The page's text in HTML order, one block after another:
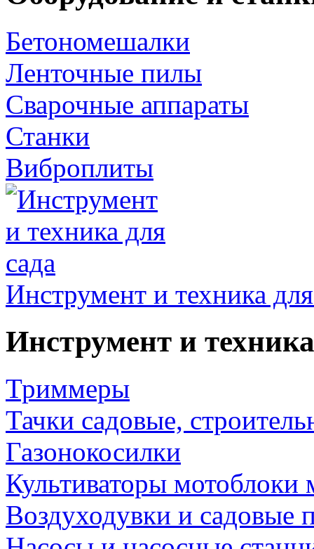
Бетономешалки
Ленточные пилы
Сварочные аппараты
Станки
Виброплиты
Инструмент и техника
Инструмент и
Триммеры
Тачки садовые,
Газонокосилки
Культиваторы мотоблоки
Воздуходувки и садовые